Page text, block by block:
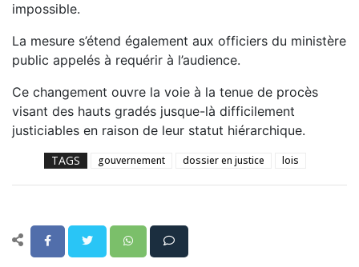
impossible.
La mesure s’étend également aux officiers du ministère
public appelés à requérir à l’audience.
Ce changement ouvre la voie à la tenue de procès
visant des hauts gradés jusque-là difficilement
justiciables en raison de leur statut hiérarchique.
TAGS gouvernement dossier en justice lois